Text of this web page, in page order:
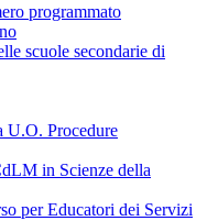
programmato
scuole secondarie di
U.O. Procedure
in Scienze della
per Educatori dei Servizi